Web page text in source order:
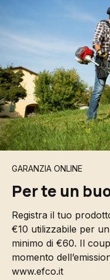
GARANZIA ONLINE
Per te un
Registra il tuo
€10 utilizzabile per
minimo di €60. Il
momento
www.efco.it